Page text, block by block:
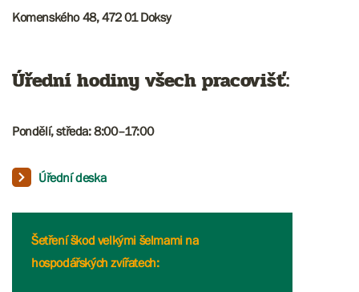
Komenského 48, 472 01 Doksy
Úřední hodiny všech pracovišť:
Pondělí, středa: 8:00–17:00​​​​​
Úřední deska
Šetření škod velkými šelmami na
hospodářských zvířatech: